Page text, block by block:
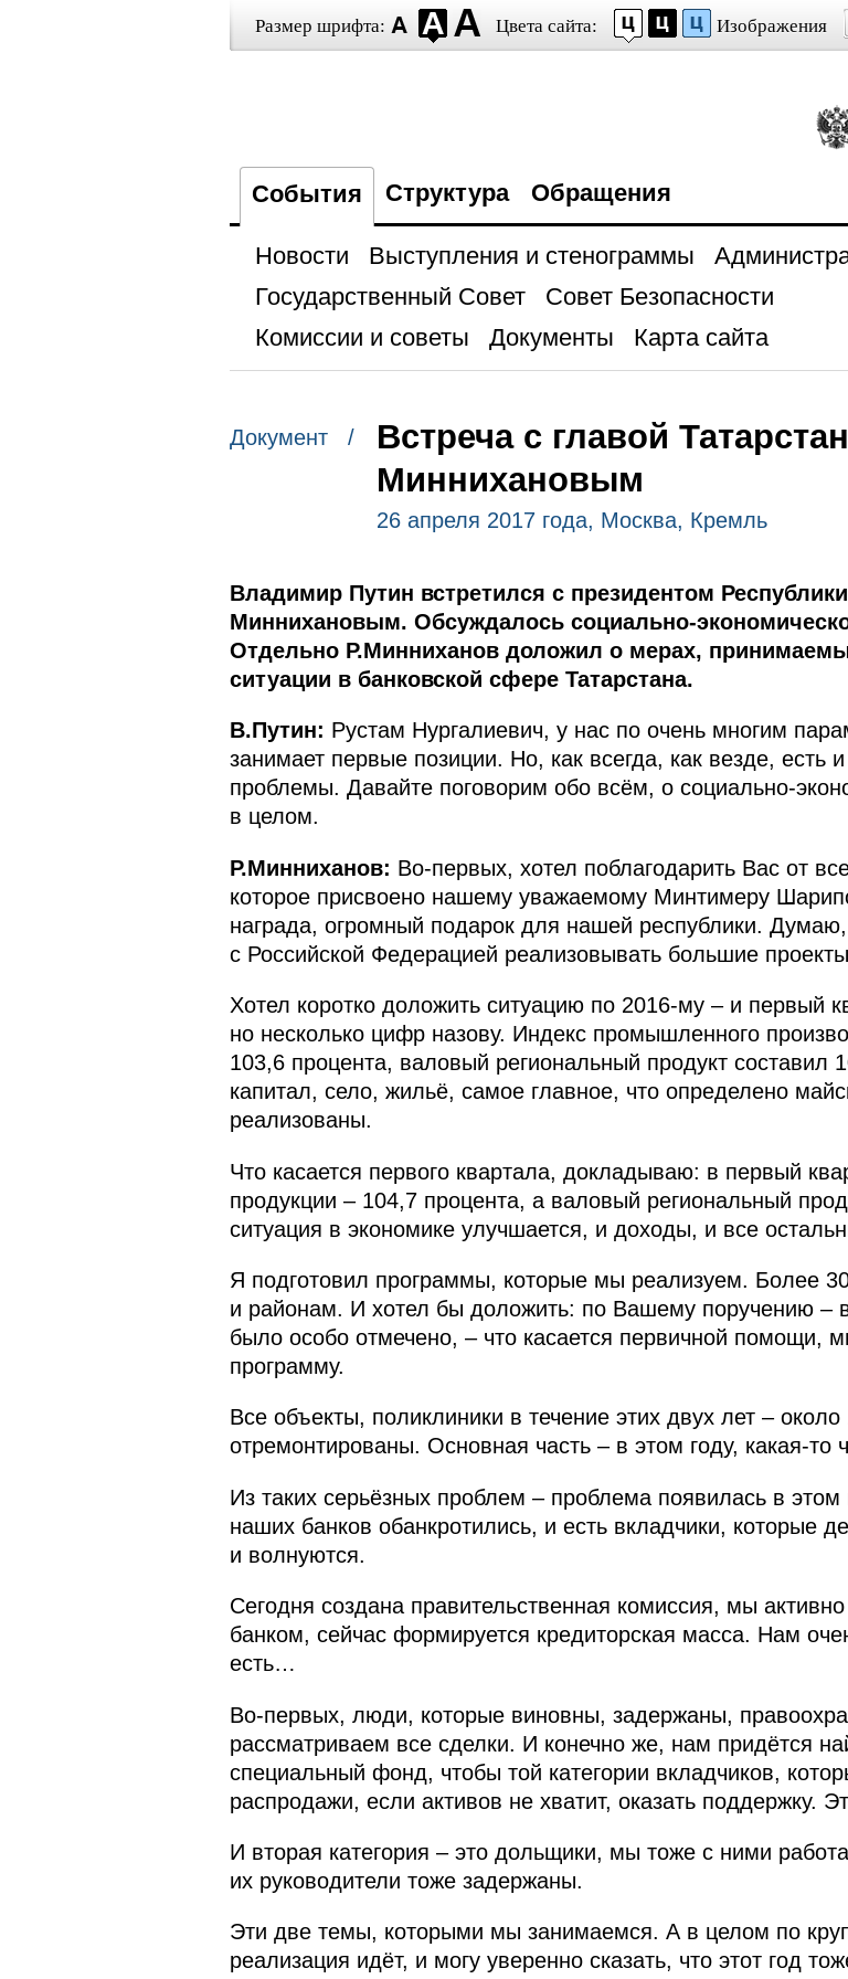
Размер шрифта: Цвета сайта: Изображения
События Структура Обращения
Новости Выступления и стенограммы
Государственный Совет
Совет Безопасности
Комиссии и советы
Документы Карта сайта
Документ /
Встреча с главой
Миннихановым
26 апреля 2017 года, Москва, Кремль
Владимир Путин встретился с президентом
Миннихановым. Обсуждалось социально-
Отдельно Р.Минниханов доложил о мерах,
ситуации в банковской сфере Татарстана.
В.Путин: Рустам Нургалиевич, у нас по очень многим
занимает первые позиции. Но, как всегда, как везде,
проблемы. Давайте поговорим обо всём, о социально-
в целом.
Р.Минниханов: Во-первых, хотел поблагодарить Вас от
которое присвоено нашему уважаемому Минтимеру
награда, огромный подарок для нашей республики.
с Российской Федерацией реализовывать большие
Хотел коротко доложить ситуацию по 2016‑му – и первый
но несколько цифр назову. Индекс промышленного
103,6 процента, валовый региональный продукт составил
капитал, село, жильё, самое главное, что определено
реализованы.
Что касается первого квартала, докладываю: в первый
продукции – 104,7 процента, а валовый региональный
ситуация в экономике улучшается, и доходы, и все
Я подготовил программы, которые мы реализуем. Более
и районам. И хотел бы доложить: по Вашему поручению –
было особо отмечено, – что касается первичной помощи,
программу.
Все объекты, поликлиники в течение этих двух лет – около
отремонтированы. Основная часть – в этом году, какая-то
Из таких серьёзных проблем – проблема появилась в этом
наших банков обанкротились, и есть вкладчики, которые
и волнуются.
Сегодня создана правительственная комиссия, мы
банком, сейчас формируется кредиторская масса. Нам
есть…
Во-первых, люди, которые виновны, задержаны,
рассматриваем все сделки. И конечно же, нам придётся
специальный фонд, чтобы той категории вкладчиков,
распродажи, если активов не хватит, оказать поддержку.
И вторая категория – это дольщики, мы тоже с ними
их руководители тоже задержаны.
Эти две темы, которыми мы занимаемся. А в целом по
реализация идёт, и могу уверенно сказать, что этот год